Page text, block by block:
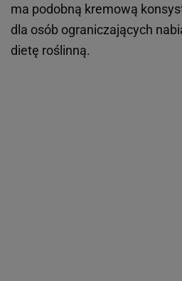
ma podobną kremową
dla osób ograniczających
dietę roślinną.